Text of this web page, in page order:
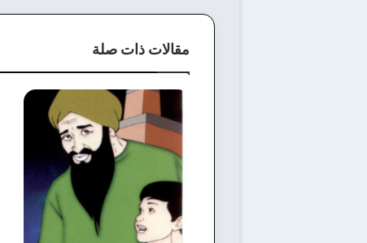
مقالات ذات صلة